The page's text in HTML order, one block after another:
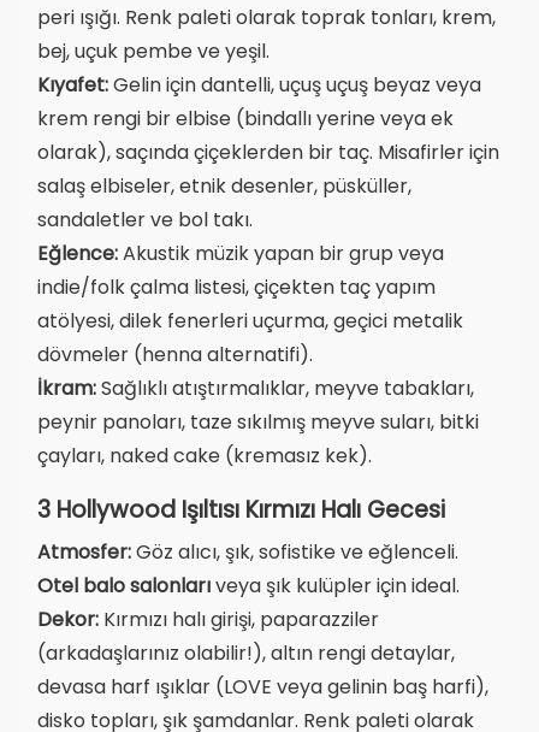
peri ışığı. Renk paleti olarak toprak tonları, krem,
bej, uçuk pembe ve yeşil.
Kıyafet:Gelin için dantelli, uçuş uçuş beyaz veya
krem rengi bir elbise (bindallı yerine veya ek
olarak), saçında çiçeklerden bir taç. Misafirler için
salaş elbiseler, etnik desenler, püsküller,
sandaletler ve bol takı.
Eğlence:Akustik müzik yapan bir grup veya
indie/folk çalma listesi, çiçekten taç yapım
atölyesi, dilek fenerleri uçurma, geçici metalik
dövmeler (henna alternatifi).
İkram:Sağlıklı atıştırmalıklar, meyve tabakları,
peynir panoları, taze sıkılmış meyve suları, bitki
çayları, naked cake (kremasız kek).
3 Hollywood Işıltısı Kırmızı Halı Gecesi
Atmosfer:Göz alıcı, şık, sofistike ve eğlenceli.
Otel balo salonlarıveya şık kulüpler için ideal.
Dekor: Kırmızı halı girişi, paparazziler
(arkadaşlarınız olabilir!), altın rengi detaylar,
devasa harf ışıklar (LOVE veya gelinin baş harfi),
disko topları, şık şamdanlar. Renk paleti olarak